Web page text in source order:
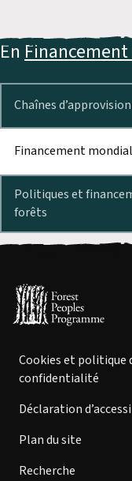
En
Chaînes
Financement mondial
Politiques et
forêts
Cookies et politique
confidentialité
Déclaration
Plan du site
Recherche